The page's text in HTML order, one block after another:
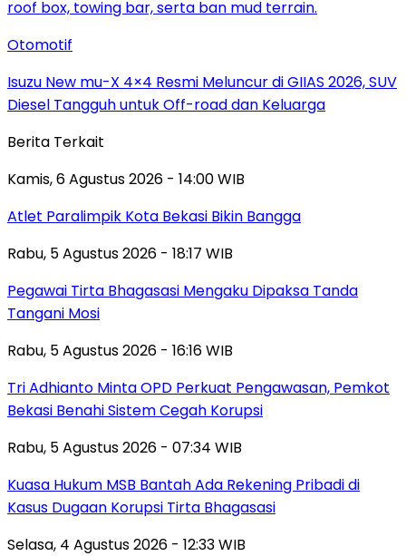
Otomotif
Isuzu New mu-X 4×4 Resmi Meluncur di GIIAS 2026, SUV
Diesel Tangguh untuk Off-road dan Keluarga
Berita Terkait
Kamis, 6 Agustus 2026 - 14:00 WIB
Atlet Paralimpik Kota Bekasi Bikin Bangga
Rabu, 5 Agustus 2026 - 18:17 WIB
Pegawai Tirta Bhagasasi Mengaku Dipaksa Tanda
Tangani Mosi
Rabu, 5 Agustus 2026 - 16:16 WIB
Tri Adhianto Minta OPD Perkuat Pengawasan, Pemkot
Bekasi Benahi Sistem Cegah Korupsi
Rabu, 5 Agustus 2026 - 07:34 WIB
Kuasa Hukum MSB Bantah Ada Rekening Pribadi di
Kasus Dugaan Korupsi Tirta Bhagasasi
Selasa, 4 Agustus 2026 - 12:33 WIB